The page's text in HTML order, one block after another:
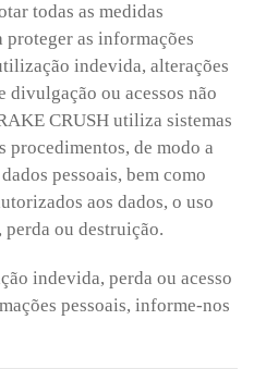
todas as medidas
proteger as informações
indevida, alterações
ou acessos não
CRUSH utiliza sistemas
procedimentos, de modo a
pessoais, bem como
aos dados, o uso
ou destruição.
indevida, perda ou acesso
pessoais, informe-nos